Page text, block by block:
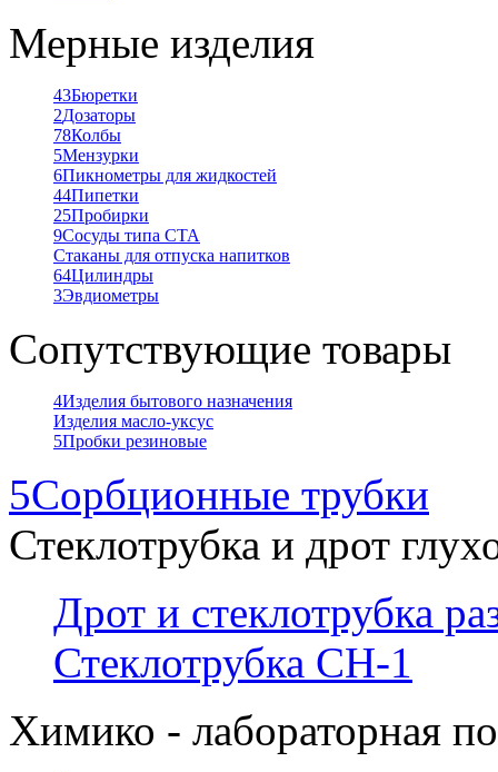
Мерные изделия
43Бюретки
2Дозаторы
78Колбы
5Мензурки
6Пикнометры для жидкостей
44Пипетки
25Пробирки
9Сосуды типа СТА
Стаканы для отпуска напитков
64Цилиндры
3Эвдиометры
Сопутствующие товары
4Изделия бытового назначения
Изделия масло-уксус
5Пробки резиновые
5Сорбционные трубки
Стеклотрубка и дрот
Дрот и стеклотрубка
Стеклотрубка СН-1
Химико - лабораторная